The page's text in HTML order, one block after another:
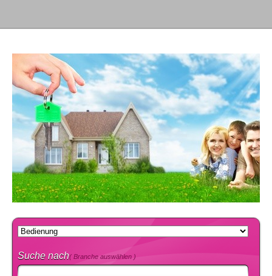
Suche nach( Branche auswählen )